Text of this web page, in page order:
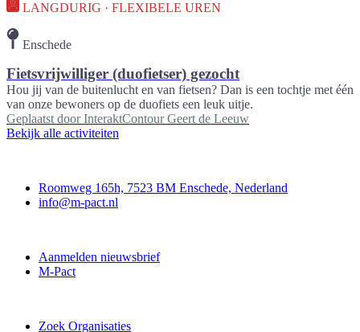
LANGDURIG · FLEXIBELE UREN
Enschede
Fietsvrijwilliger (duofietser) gezocht
Hou jij van de buitenlucht en van fietsen? Dan is een tochtje met één
van onze bewoners op de duofiets een leuk uitje.
Geplaatst door InteraktContour Geert de Leeuw
Bekijk alle activiteiten
Roomweg 165h, 7523 BM Enschede, Nederland
info@m-pact.nl
Aanmelden nieuwsbrief
M-Pact
Zoek Organisaties